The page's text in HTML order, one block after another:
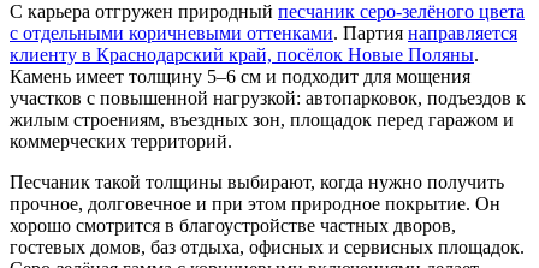
С карьера отгружен природный песчаник серо-зелёного цвета
с отдельными коричневыми оттенками. Партия направляется
клиенту в Краснодарский край, посёлок Новые Поляны.
Камень имеет толщину 5–6 см и подходит для мощения
участков с повышенной нагрузкой: автопарковок, подъездов к
жилым строениям, въездных зон, площадок перед гаражом и
коммерческих территорий.
Песчаник такой толщины выбирают, когда нужно получить
прочное, долговечное и при этом природное покрытие. Он
хорошо смотрится в благоустройстве частных дворов,
гостевых домов, баз отдыха, офисных и сервисных площадок.